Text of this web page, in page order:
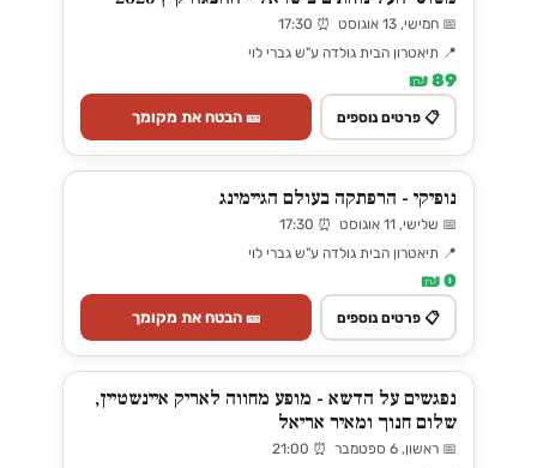
📅 חמישי, 13 אוגוסט ⏰ 17:30
📍 תיאטרון הבית גולדה ע"ש גברי לוי
89 ₪
📋 פרטים נוספים 🎫 הבטח את מקומך
נופיקי - הרפתקה בעולם הגיימינג
📅 שלישי, 11 אוגוסט ⏰ 17:30
📍 תיאטרון הבית גולדה ע"ש גברי לוי
0 ₪
📋 פרטים נוספים 🎫 הבטח את מקומך
נפגשים על הדשא - מופע מחווה לאריק איינשטיין,
שלום חנוך ומאיר אריאל
📅 ראשון, 6 ספטמבר ⏰ 21:00